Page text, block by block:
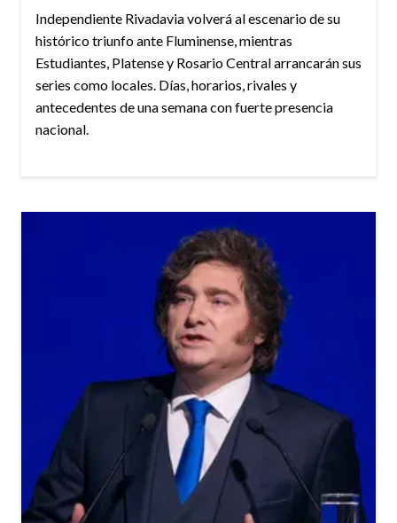
Independiente Rivadavia volverá al escenario de su
histórico triunfo ante Fluminense, mientras
Estudiantes, Platense y Rosario Central arrancarán sus
series como locales. Días, horarios, rivales y
antecedentes de una semana con fuerte presencia
nacional.